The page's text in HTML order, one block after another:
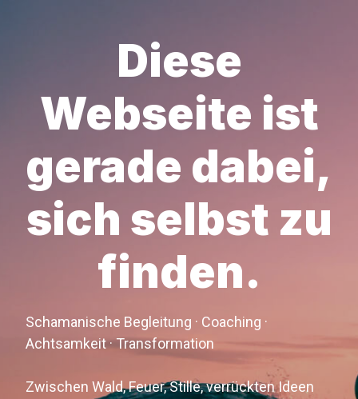
Diese
Webseite ist
gerade dabei,
sich selbst zu
finden.
Schamanische Begleitung · Coaching ·
Achtsamkeit · Transformation
Zwischen Wald, Feuer, Stille, verrückten Ideen